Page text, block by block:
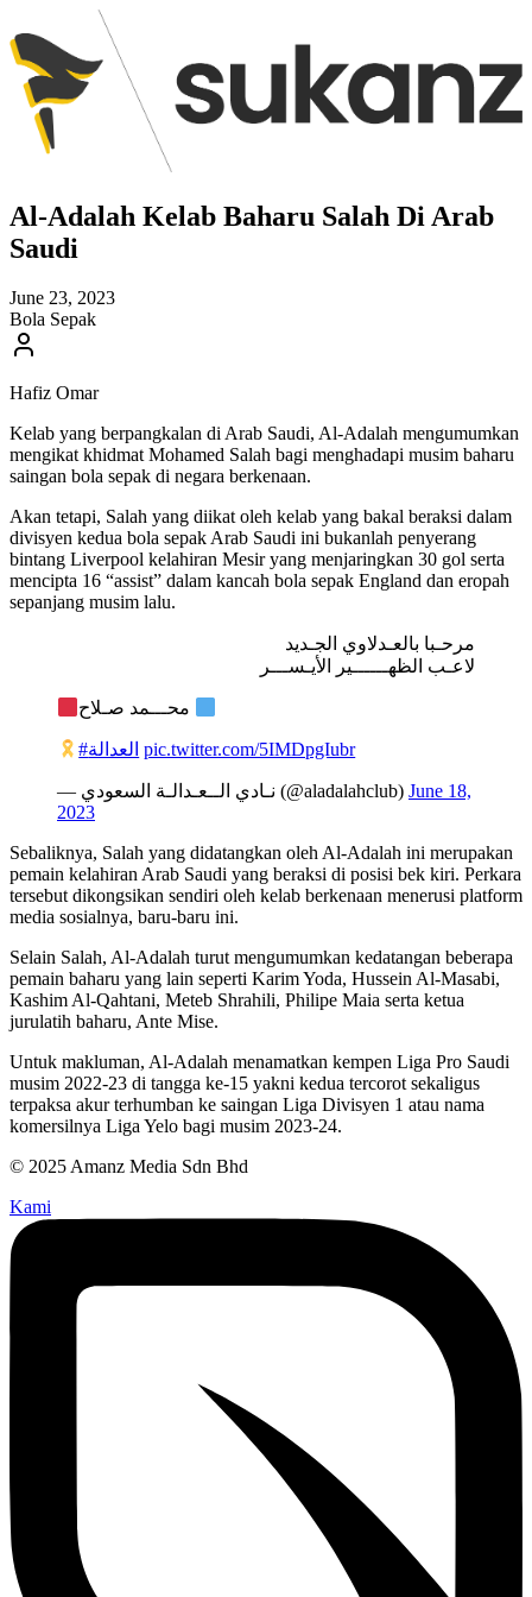
Al-Adalah Kelab Baharu Salah Di Arab
Saudi
June 23, 2023
Bola Sepak
Hafiz Omar
Kelab yang berpangkalan di Arab Saudi, Al-Adalah mengumumkan
mengikat khidmat Mohamed Salah bagi menghadapi musim baharu
saingan bola sepak di negara berkenaan.
Akan tetapi, Salah yang diikat oleh kelab yang bakal beraksi dalam
divisyen kedua bola sepak Arab Saudi ini bukanlah penyerang
bintang Liverpool kelahiran Mesir yang menjaringkan 30 gol serta
mencipta 16 “assist” dalam kancah bola sepak England dan eropah
sepanjang musim lalu.
مرحـبا بالعـدلاوي الجـديد
لاعـب الظهــــــير الأيـســـر
#العدالة pic.twitter.com/5IMDpgIubr
— نـادي الــعـدالـة السعودي (@aladalahclub) June 18,
2023
Sebaliknya, Salah yang didatangkan oleh Al-Adalah ini merupakan
pemain kelahiran Arab Saudi yang beraksi di posisi bek kiri. Perkara
tersebut dikongsikan sendiri oleh kelab berkenaan menerusi platform
media sosialnya, baru-baru ini.
Selain Salah, Al-Adalah turut mengumumkan kedatangan beberapa
pemain baharu yang lain seperti Karim Yoda, Hussein Al-Masabi,
Kashim Al-Qahtani, Meteb Shrahili, Philipe Maia serta ketua
jurulatih baharu, Ante Mise.
Untuk makluman, Al-Adalah menamatkan kempen Liga Pro Saudi
musim 2022-23 di tangga ke-15 yakni kedua tercorot sekaligus
terpaksa akur terhumban ke saingan Liga Divisyen 1 atau nama
komersilnya Liga Yelo bagi musim 2023-24.
© 2025 Amanz Media Sdn Bhd
Kami